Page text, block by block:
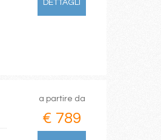
DETTAGLI
a partire da
€ 789